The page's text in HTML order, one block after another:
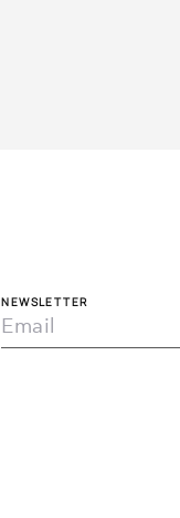
NEWSLETTER